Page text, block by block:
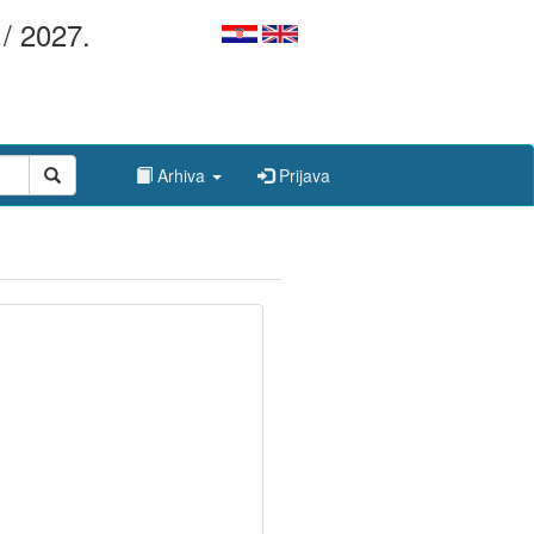
2027.
Arhiva Prijava